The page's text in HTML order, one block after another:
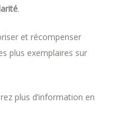
.
et récompenser
plus exemplaires sur
plus d’information en